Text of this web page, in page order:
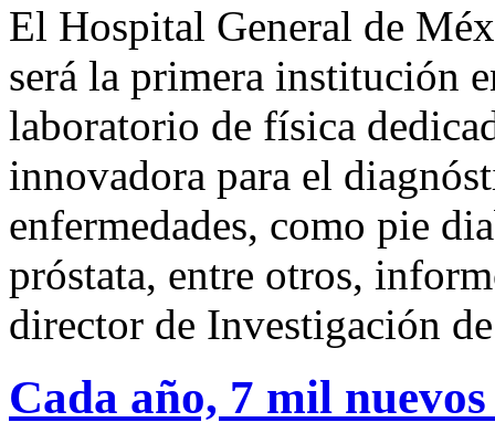
El Hospital General de
será la primera institución
laboratorio de física
innovadora para el
enfermedades, como pie
próstata, entre otros,
director de Investigación
Cada año, 7 mil